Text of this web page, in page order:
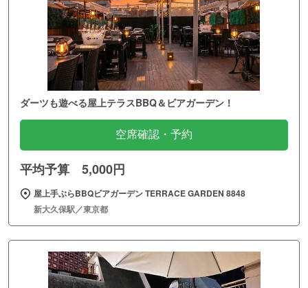
ダーツも遊べる屋上テラスBBQ＆ビアガーデン！
空席確認・予約
平均予算 5,000円
屋上手ぶらBBQビアガーデン TERRACE GARDEN 8848
新大久保駅／東京都